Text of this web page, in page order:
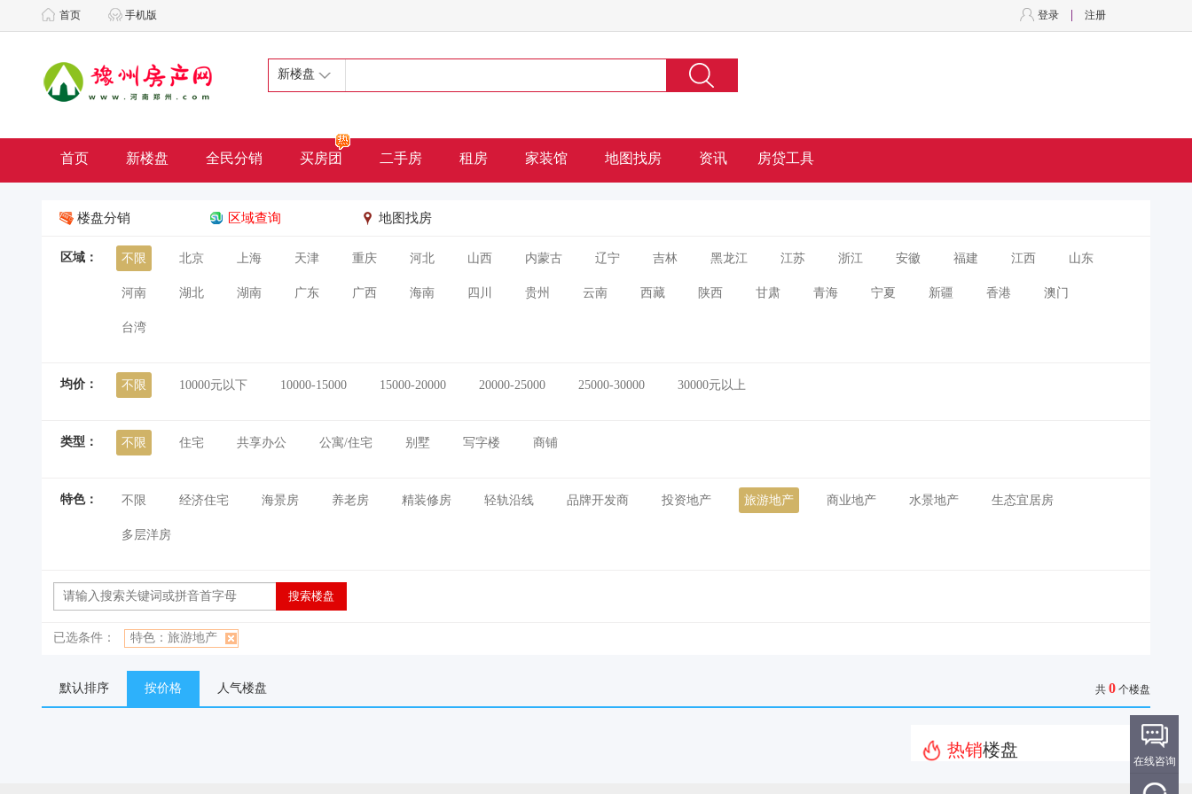
首页 手机版 注册
登录
新楼盘
首页 新楼盘 全民分销 买房团 二手房 租房 家装馆 地图找房 资讯 房贷工具
楼盘分销 区域查询 地图找房
区域： 不限 北京 上海 天津 重庆 河北 山西 内蒙古 辽宁 吉林 黑龙江 江苏 浙江 安徽 福建 江西 山东
河南 湖北 湖南 广东 广西 海南 四川 贵州 云南 西藏 陕西 甘肃 青海 宁夏 新疆 香港 澳门
台湾
均价： 不限 10000元以下 10000-15000 15000-20000 20000-25000 25000-30000 30000元以上
类型： 不限 住宅 共享办公 公寓/住宅 别墅 写字楼 商铺
特色： 不限 经济住宅 海景房 养老房 精装修房 轻轨沿线 品牌开发商 投资地产 旅游地产 商业地产 水景地产 生态宜居房
多层洋房
已选条件： 特色：旅游地产
默认排序 按价格 人气楼盘 共 0 个楼盘
热销楼盘
在线咨询